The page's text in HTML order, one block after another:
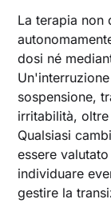
La terapia non
dosi né
sospensione,
irritabilità,
Qualsiasi
essere
individuare
gestire la